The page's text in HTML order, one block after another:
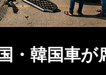
・韓国車が